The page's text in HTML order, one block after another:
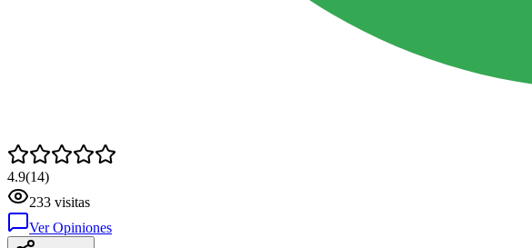
4.9(14)
233 visitas
Ver Opiniones